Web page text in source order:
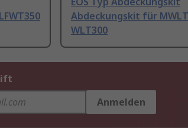
Abdeckungskit für
WLT300
Anmelden